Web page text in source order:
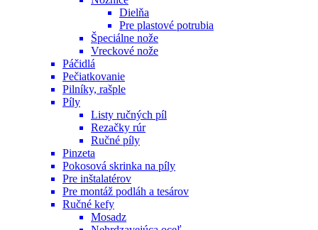
Dielňa
Pre plastové potrubia
Špeciálne nože
Vreckové nože
Páčidlá
Pečiatkovanie
Pilníky, rašple
Píly
Listy ručných píl
Rezačky rúr
Ručné píly
Pinzeta
Pokosová skrinka na píly
Pre inštalatérov
Pre montáž podláh a tesárov
Ručné kefy
Mosadz